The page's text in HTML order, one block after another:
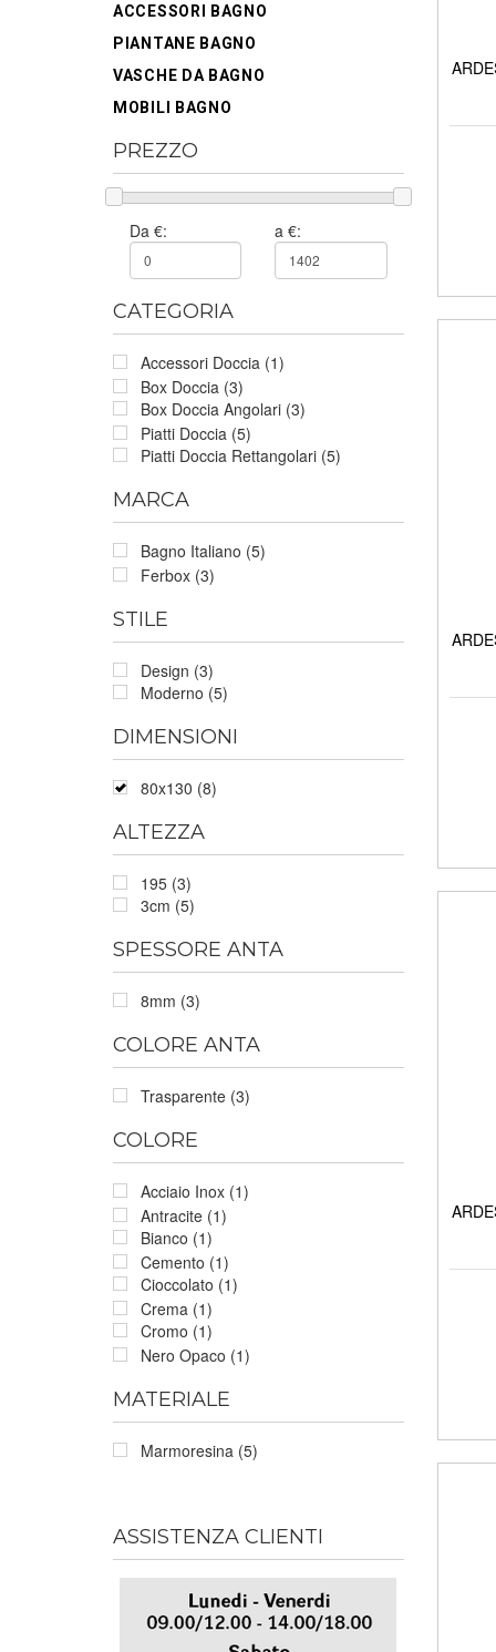
ACCESSORI BAGNO
PIANTANE BAGNO
VASCHE DA BAGNO
MOBILI BAGNO
PREZZO
Da €: a €:
CATEGORIA
Accessori Doccia (1)
Box Doccia (3)
Box Doccia Angolari (3)
Piatti Doccia (5)
Piatti Doccia Rettangolari (5)
MARCA
Bagno Italiano (5)
Ferbox (3)
STILE
Design (3)
Moderno (5)
DIMENSIONI
80x130 (8)
ALTEZZA
195 (3)
3cm (5)
SPESSORE ANTA
8mm (3)
COLORE ANTA
Trasparente (3)
COLORE
Acciaio Inox (1)
Antracite (1)
Bianco (1)
Cemento (1)
Cioccolato (1)
Crema (1)
Cromo (1)
Nero Opaco (1)
MATERIALE
Marmoresina (5)
ASSISTENZA CLIENTI